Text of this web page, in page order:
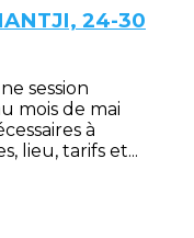
24-30
session
mois de mai
à
lieu, tarifs et...